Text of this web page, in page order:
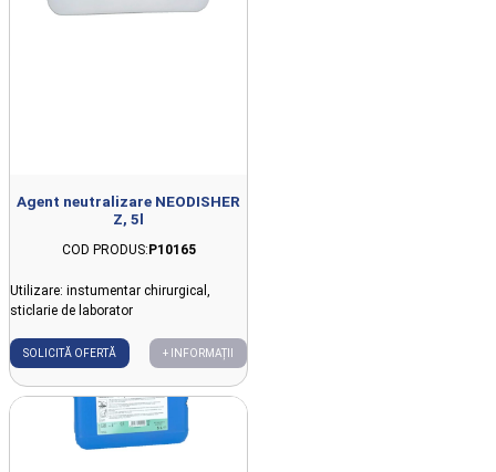
Agent neutralizare NEODISHER
Z, 5l
COD PRODUS:P10165
Utilizare: instumentar chirurgical,
sticlarie de laborator
SOLICITĂ OFERTĂ + INFORMAȚII